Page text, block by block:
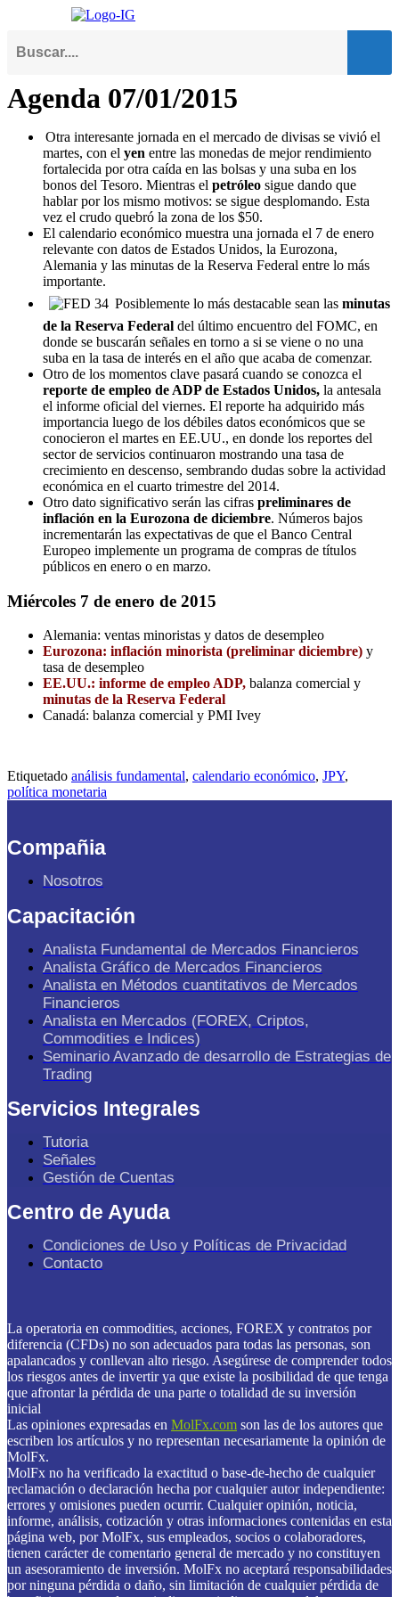
Agenda 07/01/2015
Otra interesante jornada en el mercado de divisas se vivió el
martes, con el yen entre las monedas de mejor rendimiento
fortalecida por otra caída en las bolsas y una suba en los
bonos del Tesoro. Mientras el petróleo sigue dando que
hablar por los mismo motivos: se sigue desplomando. Esta
vez el crudo quebró la zona de los $50.
El calendario económico muestra una jornada el 7 de enero
relevante con datos de Estados Unidos, la Eurozona,
Alemania y las minutas de la Reserva Federal entre lo más
importante.
Posiblemente lo más destacable sean las minutas
de la Reserva Federal del último encuentro del FOMC, en
donde se buscarán señales en torno a si se viene o no una
suba en la tasa de interés en el año que acaba de comenzar.
Otro de los momentos clave pasará cuando se conozca el
reporte de empleo de ADP de Estados Unidos, la antesala
el informe oficial del viernes. El reporte ha adquirido más
importancia luego de los débiles datos económicos que se
conocieron el martes en EE.UU., en donde los reportes del
sector de servicios continuaron mostrando una tasa de
crecimiento en descenso, sembrando dudas sobre la actividad
económica en el cuarto trimestre del 2014.
Otro dato significativo serán las cifras preliminares de
inflación en la Eurozona de diciembre. Números bajos
incrementarán las expectativas de que el Banco Central
Europeo implemente un programa de compras de títulos
públicos en enero o en marzo.
Miércoles 7 de enero de 2015
Alemania: ventas minoristas y datos de desempleo
Eurozona: inflación minorista (preliminar diciembre) y
tasa de desempleo
EE.UU.: informe de empleo ADP, balanza comercial y
minutas de la Reserva Federal
Canadá: balanza comercial y PMI Ivey
Etiquetado análisis fundamental, calendario económico, JPY,
política monetaria
Compañia
Nosotros
Capacitación
Analista Fundamental de Mercados Financieros
Analista Gráfico de Mercados Financieros
Analista en Métodos cuantitativos de Mercados
Financieros
Analista en Mercados (FOREX, Criptos,
Commodities e Indices)
Seminario Avanzado de desarrollo de Estrategias de
Trading
Servicios Integrales
Tutoria
Señales
Gestión de Cuentas
Centro de Ayuda
Condiciones de Uso y Políticas de Privacidad
Contacto
La operatoria en commodities, acciones, FOREX y contratos por
diferencia (CFDs) no son adecuados para todas las personas, son
apalancados y conllevan alto riesgo. Asegúrese de comprender todos
los riesgos antes de invertir ya que existe la posibilidad de que tenga
que afrontar la pérdida de una parte o totalidad de su inversión
inicial
Las opiniones expresadas en MolFx.com son las de los autores que
escriben los artículos y no representan necesariamente la opinión de
MolFx.
MolFx no ha verificado la exactitud o base-de-hecho de cualquier
reclamación o declaración hecha por cualquier autor independiente:
errores y omisiones pueden ocurrir. Cualquier opinión, noticia,
informe, análisis, cotización y otras informaciones contenidas en esta
página web, por MolFx, sus empleados, socios o colaboradores,
tienen carácter de comentario general de mercado y no constituyen
un asesoramiento de inversión. MolFx no aceptará responsabilidades
por ninguna pérdida o daño, sin limitación de cualquier pérdida de